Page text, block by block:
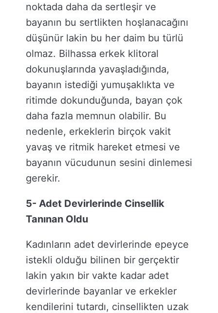
noktada daha da sertleşir ve
bayanın bu sertlikten hoşlanacağını
düşünür lakin bu her daim bu türlü
olmaz. Bilhassa erkek klitoral
dokunuşlarında yavaşladığında,
bayanın istediği yumuşaklıkta ve
ritimde dokunduğunda, bayan çok
daha fazla memnun olabilir. Bu
nedenle, erkeklerin birçok vakit
yavaş ve ritmik hareket etmesi ve
bayanın vücudunun sesini dinlemesi
gerekir.
5- Adet Devirlerinde Cinsellik
Tanınan Oldu
Kadınların adet devirlerinde epeyce
istekli olduğu bilinen bir gerçektir
lakin yakın bir vakte kadar adet
devirlerinde bayanlar ve erkekler
kendilerini tutardı, cinsellikten uzak